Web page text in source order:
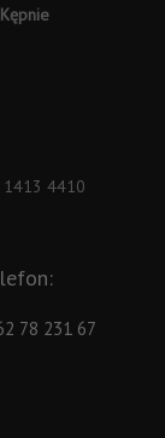
4410
78 231 67